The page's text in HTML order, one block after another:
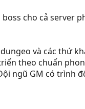
cho cả server
và các thứ
theo chuẩn
ngũ GM có trình